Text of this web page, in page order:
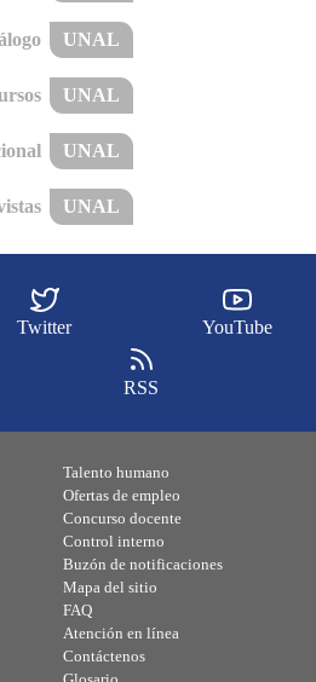
UNAL
UNAL
UNAL
UNAL
Twitter YouTube
RSS
Talento humano
Ofertas de empleo
Concurso docente
Control interno
Buzón de notificaciones
Mapa del sitio
FAQ
Atención en línea
Contáctenos